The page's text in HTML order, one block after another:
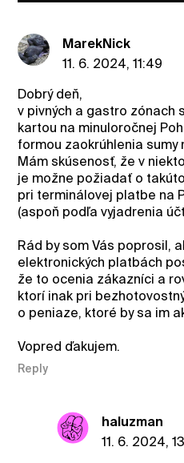
MarekNick
11. 6. 2024, 11:49
Dobrý deň,
v pivných a gastro zónach
kartou na minuloročnej
formou zaokrúhlenia sumy
Mám skúsenosť, že v
je možne požiadať o
pri terminálovej platbe na
(aspoň podľa vyjadrenia
Rád by som Vás poprosil,
elektronických platbách
že to ocenia zákazníci a
ktorí inak pri
o peniaze, ktoré by sa im
Vopred ďakujem.
Reply
haluzman
11. 6. 2024,